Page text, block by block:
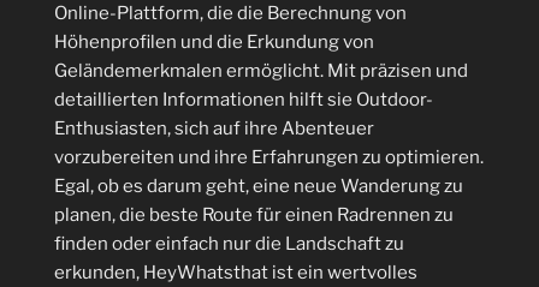
Online-Plattform, die die Berechnung von
Höhenprofilen und die Erkundung von
Geländemerkmalen ermöglicht. Mit präzisen und
detaillierten Informationen hilft sie Outdoor-
Enthusiasten, sich auf ihre Abenteuer
vorzubereiten und ihre Erfahrungen zu optimieren.
Egal, ob es darum geht, eine neue Wanderung zu
planen, die beste Route für einen Radrennen zu
finden oder einfach nur die Landschaft zu
erkunden, HeyWhatsthat ist ein wertvolles